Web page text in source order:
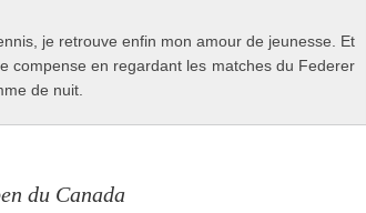
je retro­uve enfin mon amour de jeunes­se. Et
com­pen­se en re­gar­dant les matches du Feder­er
de nuit.
du Canada